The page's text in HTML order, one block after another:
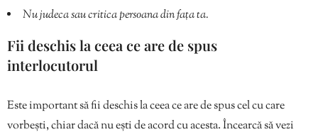
Nu judeca sau critica persoana din fața ta.
Fii deschis la ceea ce are de spus
interlocutorul
Este important să fii deschis la ceea ce are de spus cel cu care
vorbești, chiar dacă nu ești de acord cu acesta. Încearcă să vezi